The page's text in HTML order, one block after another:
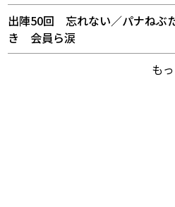
出陣50回 忘れない／パナねぶ
き 会員ら涙
も